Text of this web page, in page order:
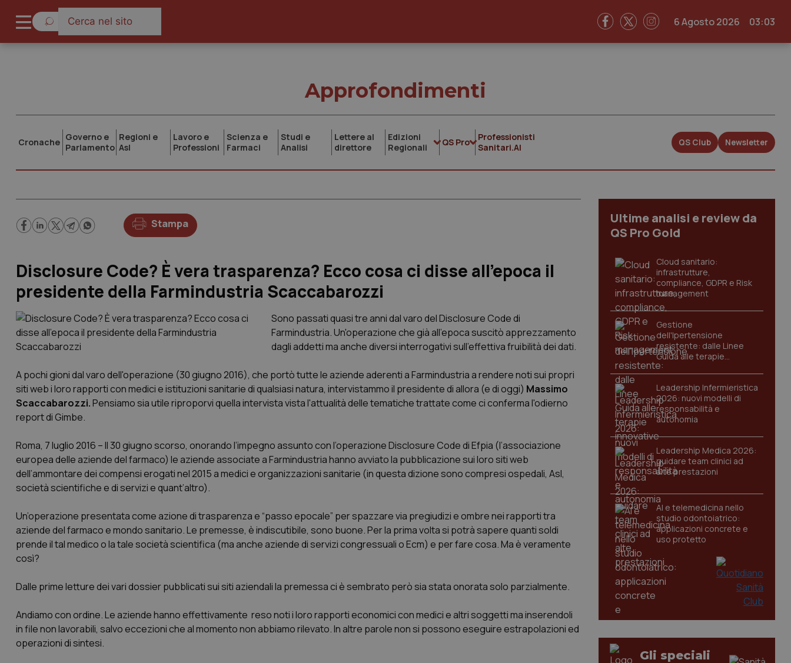
6 Agosto 2026 03:03
Approfondimenti
Cronache Governo e
Parlamento
Regioni e
Asl
Lavoro e
Professioni
Scienza e
Farmaci
Studi e
Analisi
Lettere al
direttore
Edizioni
Regionali
QS Pro
Professionisti
Sanitari.AI
QS Club Newsletter
Stampa
Disclosure Code? È vera trasparenza? Ecco cosa ci disse all’epoca il
presidente della Farmindustria Scaccabarozzi
Sono passati quasi tre anni dal varo del Disclosure Code di
Farmindustria. Un'operazione che già all'epoca suscitò apprezzamento
dagli addetti ma anche diversi interrogativi sull'effettiva fruibilità dei dati.
A pochi gioni dal varo dell'operazione (30 giugno 2016), che portò tutte le aziende aderenti a Farmindustria a rendere noti sui propri
siti web i loro rapporti con medici e istituzioni sanitarie di qualsiasi natura, intervistammo il presidente di allora (e di oggi) Massimo
Scaccabarozzi.Pensiamo sia utile riproporvi quella intervista vista l'attualità delle tematiche trattate come ci conferma l'odierno
report di Gimbe.
Roma, 7 luglio 2016 –Il 30 giugno scorso, onorando l’impegno assunto con l’operazione Disclosure Code di Efpia (l’associazione
europea delle aziende del farmaco) le aziende associate a Farmindustria hanno avviato la pubblicazione sui loro siti web
dell’ammontare dei compensi erogati nel 2015 a medici e organizzazioni sanitarie (in questa dizione sono compresi ospedali, Asl,
società scientifiche e di servizi e quant’altro).
Un’operazione presentata come azione di trasparenza e “passo epocale” per spazzare via pregiudizi e ombre nei rapporti tra
aziende del farmaco e mondo sanitario. Le premesse, è indiscutibile, sono buone. Per la prima volta si potrà sapere quanti soldi
prende il tal medico o la tale società scientifica (ma anche aziende di servizi congressuali o Ecm) e per fare cosa. Ma è veramente
così?
Dalle prime letture dei vari dossier pubblicati sui siti aziendali la premessa ci è sembrato però sia stata onorata solo parzialmente.
Andiamo con ordine. Le aziende hanno effettivamente reso noti i loro rapporti economici con medici e altri soggetti ma inserendoli
in file non lavorabili, salvo eccezioni che al momento non abbiamo rilevato. In altre parole non si possono eseguire estrapolazioni ed
operazioni di sintesi.
Ultime analisi e review da
QS Pro Gold
Cloud sanitario:
infrastrutture,
compliance, GDPR e Risk
management
Gestione
dell'Ipertensione
resistente: dalle Linee
Guida alle terapie
innovative
Leadership Infermieristica
2026: nuovi modelli di
responsabilità e
autonomia
Leadership Medica 2026:
guidare team clinici ad
alte prestazioni
AI e telemedicina nello
studio odontoiatrico:
applicazioni concrete e
uso protetto
Gli speciali